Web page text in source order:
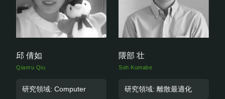
邱 倩如
Qianru Qiu
研究領域: Computer
隈部 壮
Soh Kumabe
研究領域: 離散最適化